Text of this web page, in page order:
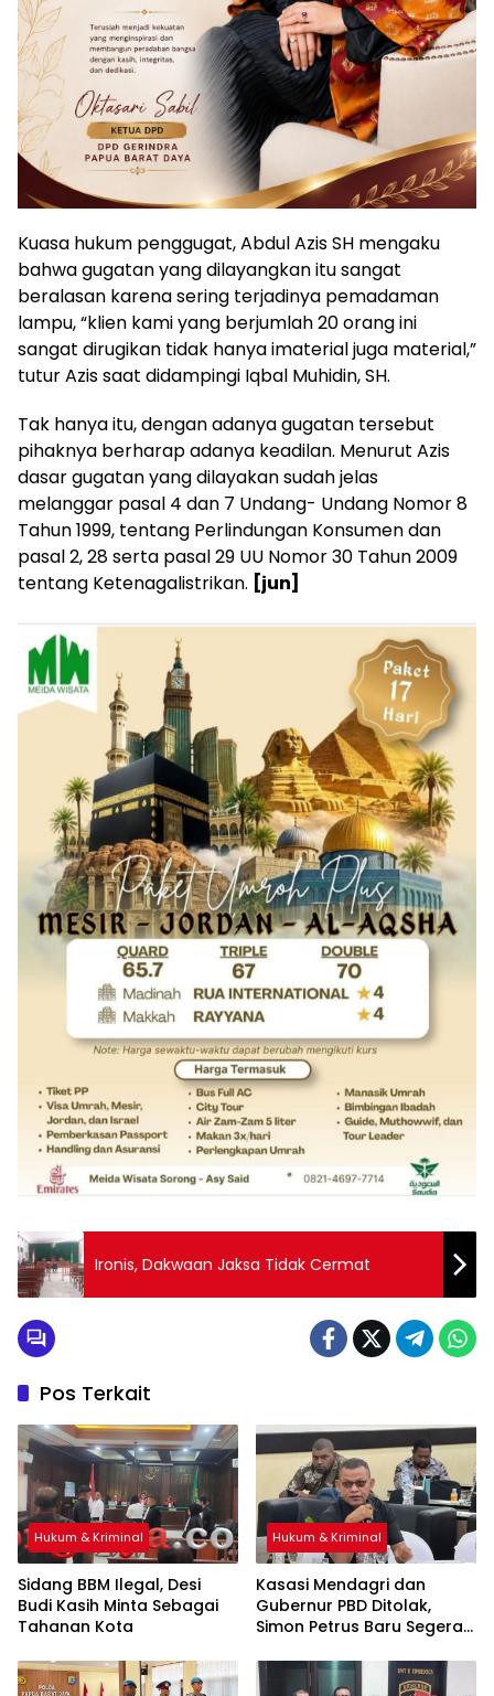
Kuasa hukum penggugat, Abdul Azis SH mengaku
bahwa gugatan yang dilayangkan itu sangat
beralasan karena sering terjadinya pemadaman
lampu, “klien kami yang berjumlah 20 orang ini
sangat dirugikan tidak hanya imaterial juga material,”
tutur Azis saat didampingi Iqbal Muhidin, SH.
Tak hanya itu, dengan adanya gugatan tersebut
pihaknya berharap adanya keadilan. Menurut Azis
dasar gugatan yang dilayakan sudah jelas
melanggar pasal 4 dan 7 Undang- Undang Nomor 8
Tahun 1999, tentang Perlindungan Konsumen dan
pasal 2, 28 serta pasal 29 UU Nomor 30 Tahun 2009
tentang Ketenagalistrikan. [jun]
Ironis, Dakwaan Jaksa Tidak Cermat
Pos Terkait
Hukum & Kriminal
Sidang BBM Ilegal, Desi
Budi Kasih Minta Sebagai
Tahanan Kota
Hukum & Kriminal
Kasasi Mendagri dan
Gubernur PBD Ditolak,
Simon Petrus Baru Segera